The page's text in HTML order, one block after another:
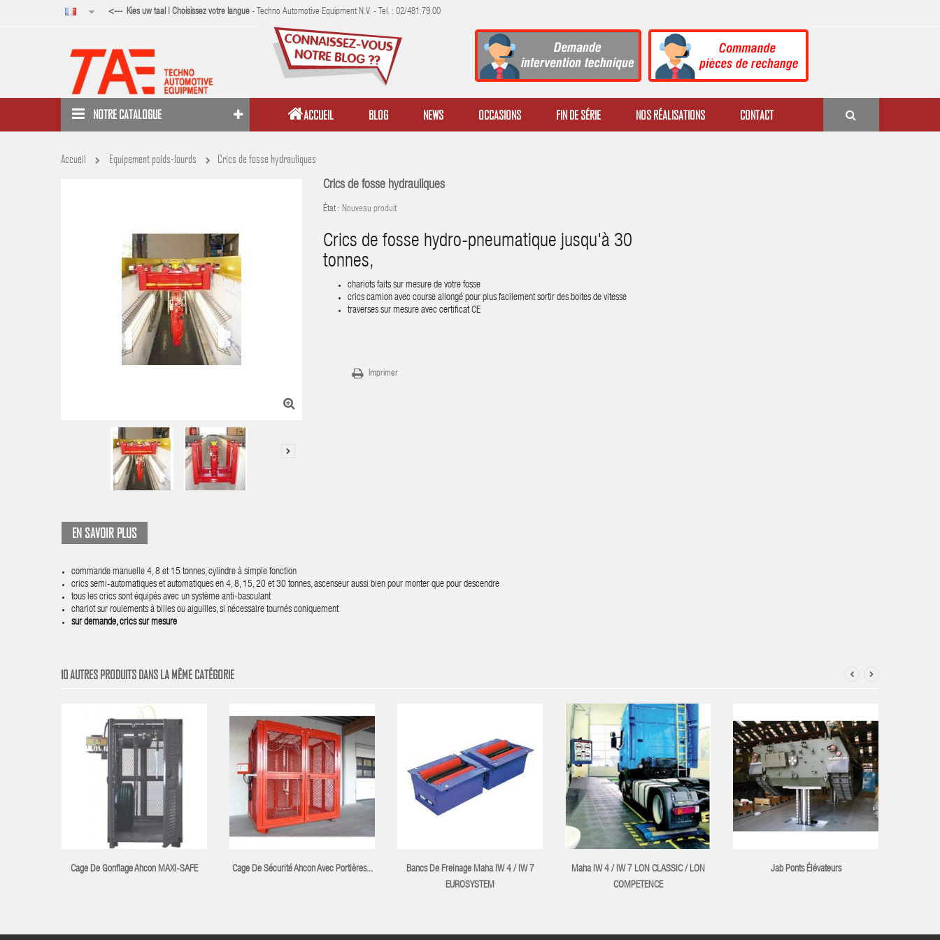
<--- Kies uw taal | Choisissez votre langue - Techno Automotive Equipment N.V. - Tel. : 02/481.79.00
NOTRE CATALOGUE ACCUEIL BLOG NEWS OCCASIONS FIN DE SÉRIE NOS RÉALISATIONS CONTACT
Accueil Equipement poids-lourds Crics de fosse hydrauliques
Crics de fosse hydrauliques
État : Nouveau produit
Crics de fosse hydro-pneumatique jusqu'à 30
tonnes,
chariots faits sur mesure de votre fosse
crics camion avec course allongé pour plus facilement sortir des boites de vitesse
traverses sur mesure avec certificat CE
Imprimer
EN SAVOIR PLUS
commande manuelle 4, 8 et 15 tonnes, cylindre à simple fonction
crics semi-automatiques et automatiques en 4, 8, 15, 20 et 30 tonnes, ascenseur aussi bien pour monter que pour descendre
tous les crics sont équipés avec un système anti-basculant
chariot sur roulements à billes ou aiguilles, si nécessaire tournés coniquement
sur demande, crics sur mesure
10 AUTRES PRODUITS DANS LA MÊME CATÉGORIE
Cage De Gonflage Ahcon MAXI-SAFE Cage De Sécurité Ahcon Avec Portières...
Bancs De Freinage Maha IW 4 / IW 7
EUROSYSTEM
Maha IW 4 / IW 7 LON CLASSIC / LON
COMPETENCE
Jab Ponts Élévateurs